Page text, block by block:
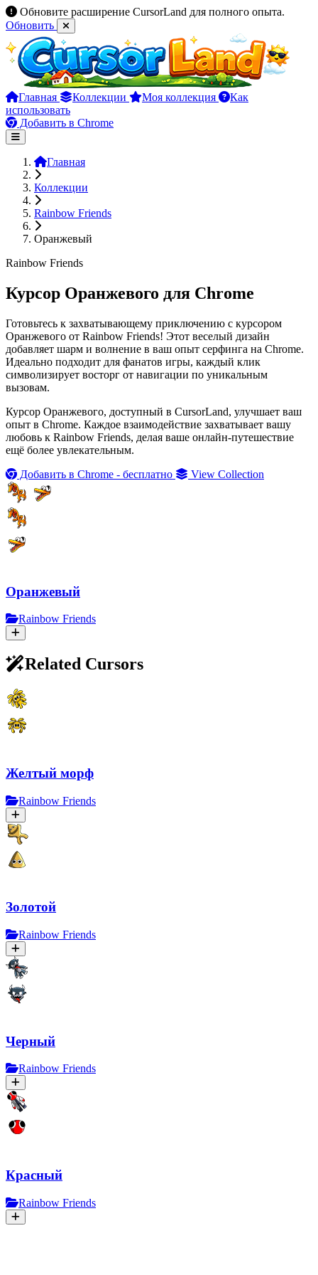
Обновите расширение CursorLand для полного опыта.
Обновить
Главная Коллекции Моя коллекция
Как
использовать
Добавить в Chrome
Главная
Коллекции
Rainbow Friends
Оранжевый
Rainbow Friends
Курсор Оранжевого для Chrome
Готовьтесь к захватывающему приключению с курсором
Оранжевого от Rainbow Friends! Этот веселый дизайн
добавляет шарм и волнение в ваш опыт серфинга на Chrome.
Идеально подходит для фанатов игры, каждый клик
символизирует восторг от навигации по уникальным
вызовам.
Курсор Оранжевого, доступный в CursorLand, улучшает ваш
опыт в Chrome. Каждое взаимодействие захватывает вашу
любовь к Rainbow Friends, делая ваше онлайн-путешествие
ещё более увлекательным.
Добавить в Chrome - бесплатно
View Collection
Оранжевый
Rainbow Friends
Related Cursors
Желтый морф
Rainbow Friends
Золотой
Rainbow Friends
Черный
Rainbow Friends
Красный
Rainbow Friends